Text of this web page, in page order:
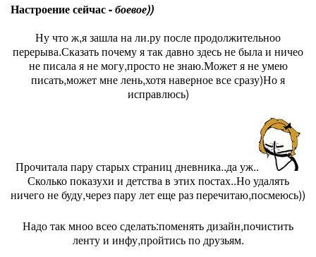
Настроение сейчас -боевое))
Ну что ж,я зашла на ли.ру после продолжительноо
перерыва.Сказать почему я так давно здесь не была и ничео
не писала я не могу,просто не знаю.Может я не умею
писать,может мне лень,хотя наверное все сразу)Но я
исправлюсь)
Прочитала пару старых страниц дневника..да уж..
Сколько показухи и детства в этих постах..Но удалять
ничего не буду,через пару лет еще раз перечитаю,посмеюсь))
Надо так мноо всео сделать:поменять дизайн,почистить
ленту и инфу,пройтись по друзьям.